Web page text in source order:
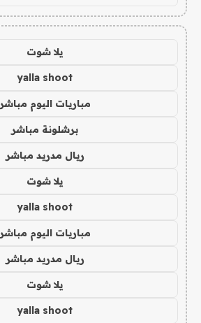
يلا شوت
yalla shoot
مباريات اليوم مباشر
برشلونة مباشر
ريال مدريد مباشر
يلا شوت
yalla shoot
مباريات اليوم مباشر
ريال مدريد مباشر
يلا شوت
yalla shoot